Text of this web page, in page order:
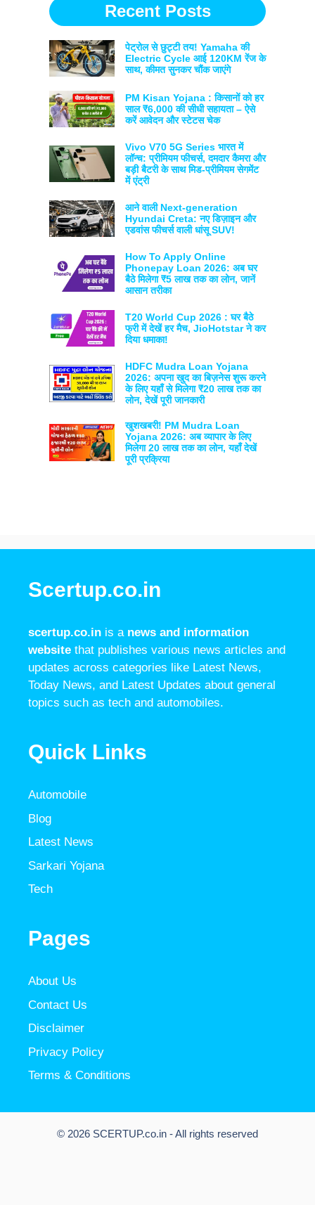
Recent Posts
पेट्रोल से छुट्टी तय! Yamaha की
Electric Cycle आई 120KM रेंज के
साथ, कीमत सुनकर चौंक जाएंगे
PM Kisan Yojana : किसानों को हर
साल ₹6,000 की सीधी सहायता – ऐसे
करें आवेदन और स्टेटस चेक
Vivo V70 5G Series भारत में
लॉन्च: प्रीमियम फीचर्स, दमदार कैमरा और
बड़ी बैटरी के साथ मिड-प्रीमियम सेगमेंट
में एंट्री
आने वाली Next-generation
Hyundai Creta: नए डिज़ाइन और
एडवांस फीचर्स वाली धांसू SUV!
How To Apply Online
Phonepay Loan 2026: अब घर
बैठे मिलेगा ₹5 लाख तक का लोन, जानें
आसान तरीका
T20 World Cup 2026 : घर बैठे
फ्री में देखें हर मैच, JioHotstar ने कर
दिया धमाका!
HDFC Mudra Loan Yojana
2026: अपना खुद का बिज़नेस शुरू करने
के लिए यहाँ से मिलेगा ₹20 लाख तक का
लोन, देखें पूरी जानकारी
खुशखबरी! PM Mudra Loan
Yojana 2026: अब व्यापार के लिए
मिलेगा 20 लाख तक का लोन, यहाँ देखें
पूरी प्रक्रिया
Scertup.co.in
scertup.co.in is a news and information
website that publishes various news articles and
updates across categories like Latest News,
Today News, and Latest Updates about general
topics such as tech and automobiles.
Quick Links
Automobile
Blog
Latest News
Sarkari Yojana
Tech
Pages
About Us
Contact Us
Disclaimer
Privacy Policy
Terms & Conditions
© 2026 SCERTUP.co.in - All rights reserved